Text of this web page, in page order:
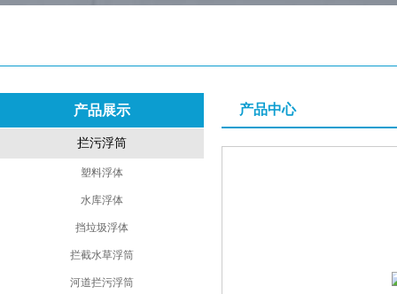
产品展示
拦污浮筒
塑料浮体
水库浮体
挡垃圾浮体
拦截水草浮筒
河道拦污浮筒
产品中心